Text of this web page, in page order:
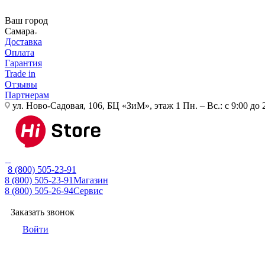
Ваш город
Самара
Доставка
Оплата
Гарантия
Trade in
Отзывы
Партнерам
ул. Ново-Садовая, 106, БЦ «ЗиМ», этаж 1 Пн. – Вс.: с 9:00 до
8 (800) 505-23-91
8 (800) 505-23-91Магазин
8 (800) 505-26-94Сервис
Заказать звонок
Войти